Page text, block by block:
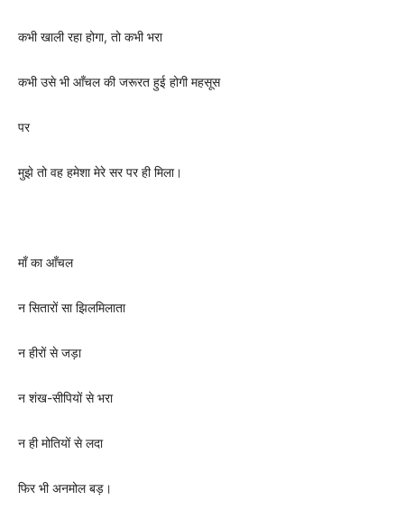
कभी खाली रहा होगा, तो कभी भरा
कभी उसे भी आँचल की जरूरत हुई होगी महसूस
पर
मुझे तो वह हमेशा मेरे सर पर ही मिला।
माँ का आँचल
न सितारों सा झिलमिलाता
न हीरों से जड़ा
न शंख-सीपियों से भरा
न ही मोतियों से लदा
फिर भी अनमोल बड़।